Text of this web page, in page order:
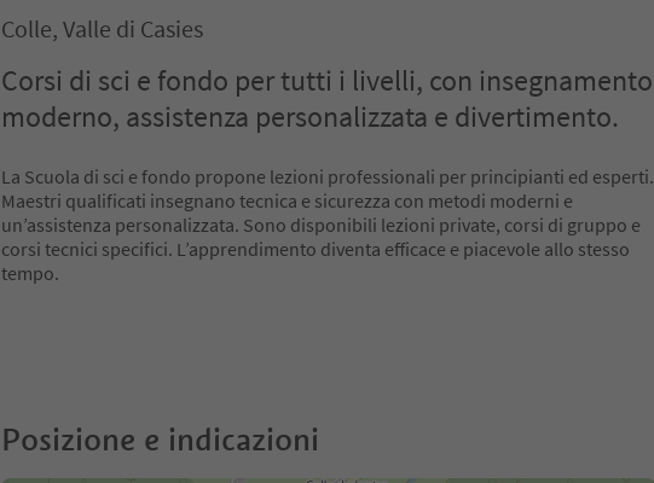
Colle, Valle di Casies
Corsi di sci e fondo per tutti i livelli, con insegnamento
moderno, assistenza personalizzata e divertimento.
La Scuola di sci e fondo propone lezioni professionali per principianti ed esperti.
Maestri qualificati insegnano tecnica e sicurezza con metodi moderni e
un’assistenza personalizzata. Sono disponibili lezioni private, corsi di gruppo e
corsi tecnici specifici. L’apprendimento diventa efficace e piacevole allo stesso
tempo.
Posizione e indicazioni